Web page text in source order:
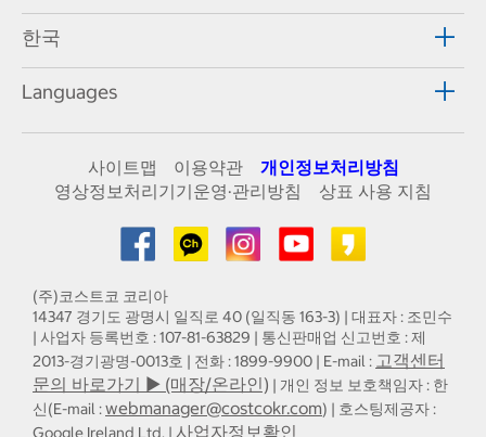
한국
Languages
사이트맵 이용약관
개인정보처리방침
영상정보처리기기운영·관리방침
상표 사용 지침
(주)코스트코 코리아
14347 경기도 광명시 일직로 40 (일직동 163-3) | 대표자 : 조민수
| 사업자 등록번호 : 107-81-63829 | 통신판매업 신고번호 : 제
2013-경기광명-0013호 | 전화 : 1899-9900 | E-mail : 고객센터
문의 바로가기 ▶ (매장/온라인) | 개인 정보 보호책임자 : 한
신(E-mail :webmanager@costcokr.com) | 호스팅제공자 :
Google Ireland Ltd. | 사업자정보확인